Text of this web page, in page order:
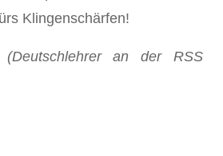
Klingenschärfen!
(Deutschlehrer an der RSS